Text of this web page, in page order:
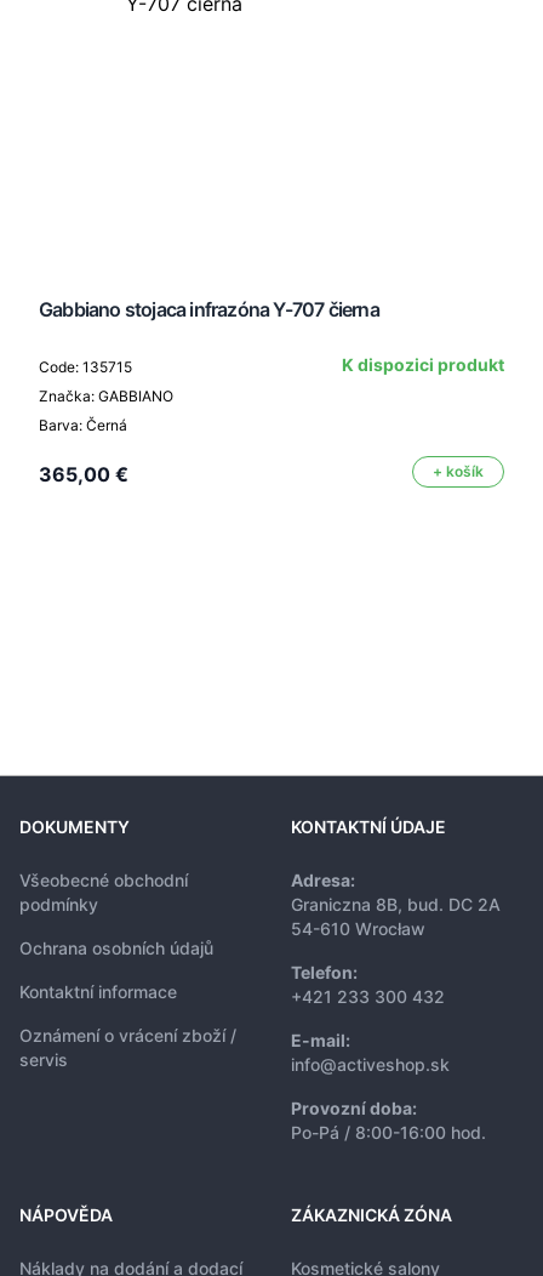
Gabbiano stojaca infrazóna Y-707 čierna
Code: 135715
Značka: GABBIANO
Barva: Černá
K dispozici produkt
365,00 € + košík
DOKUMENTY
Všeobecné obchodní
podmínky
Ochrana osobních údajů
Kontaktní informace
Oznámení o vrácení zboží /
servis
KONTAKTNÍ ÚDAJE
Adresa:
Graniczna 8B, bud. DC 2A
54-610 Wrocław
Telefon:
+421 233 300 432
E-mail:
info@activeshop.sk
Provozní doba:
Po-Pá / 8:00-16:00 hod.
NÁPOVĚDA
Náklady na dodání a dodací
ZÁKAZNICKÁ ZÓNA
Kosmetické salony